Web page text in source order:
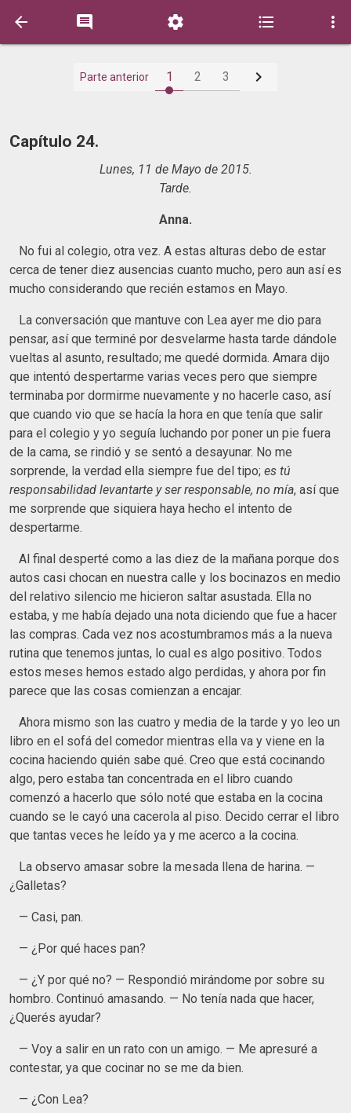
    
Parte anterior 1 2 3 
Capítulo 24.
Lunes, 11 de Mayo de 2015.
Tarde.
Anna.
No fui al colegio, otra vez. A estas alturas debo de estar
cerca de tener diez ausencias cuanto mucho, pero aun así es
mucho considerando que recién estamos en Mayo.
La conversación que mantuve con Lea ayer me dio para
pensar, así que terminé por desvelarme hasta tarde dándole
vueltas al asunto, resultado; me quedé dormida. Amara dijo
que intentó despertarme varias veces pero que siempre
terminaba por dormirme nuevamente y no hacerle caso, así
que cuando vio que se hacía la hora en que tenía que salir
para el colegio y yo seguía luchando por poner un pie fuera
de la cama, se rindió y se sentó a desayunar. No me
sorprende, la verdad ella siempre fue del tipo; es tú
responsabilidad levantarte y ser responsable, no mía, así que
me sorprende que siquiera haya hecho el intento de
despertarme.
Al final desperté como a las diez de la mañana porque dos
autos casi chocan en nuestra calle y los bocinazos en medio
del relativo silencio me hicieron saltar asustada. Ella no
estaba, y me había dejado una nota diciendo que fue a hacer
las compras. Cada vez nos acostumbramos más a la nueva
rutina que tenemos juntas, lo cual es algo positivo. Todos
estos meses hemos estado algo perdidas, y ahora por fin
parece que las cosas comienzan a encajar.
Ahora mismo son las cuatro y media de la tarde y yo leo un
libro en el sofá del comedor mientras ella va y viene en la
cocina haciendo quién sabe qué. Creo que está cocinando
algo, pero estaba tan concentrada en el libro cuando
comenzó a hacerlo que sólo noté que estaba en la cocina
cuando se le cayó una cacerola al piso. Decido cerrar el libro
que tantas veces he leído ya y me acerco a la cocina.
La observo amasar sobre la mesada llena de harina. —
¿Galletas?
— Casi, pan.
— ¿Por qué haces pan?
— ¿Y por qué no? — Respondió mirándome por sobre su
hombro. Continuó amasando. — No tenía nada que hacer,
¿Querés ayudar?
— Voy a salir en un rato con un amigo. — Me apresuré a
contestar, ya que cocinar no se me da bien.
— ¿Con Lea?